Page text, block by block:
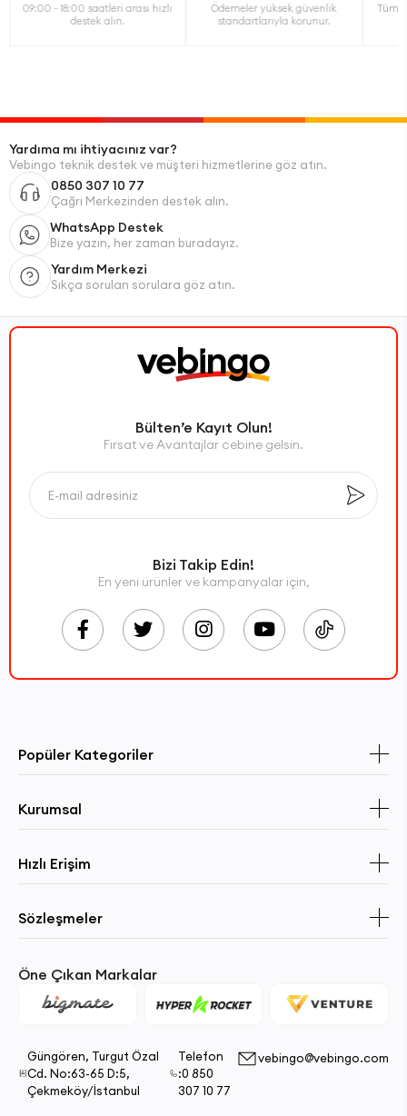
09:00 - 18:00 saatleri arası hızlı
destek alın.
Ödemeler yüksek güvenlik
standartlarıyla korunur.
Tüm
Yardıma mı ihtiyacınız var?
Vebingo teknik destek ve müşteri hizmetlerine göz atın.
0850 307 10 77
Çağrı Merkezinden destek alın.
WhatsApp Destek
Bize yazın, her zaman buradayız.
Yardım Merkezi
Sıkça sorulan sorulara göz atın.
Bülten’e Kayıt Olun!
Fırsat ve Avantajlar cebine gelsin.
Bizi Takip Edin!
En yeni ürünler ve kampanyalar için,
Popüler Kategoriler
Kurumsal
Hızlı Erişim
Sözleşmeler
Öne Çıkan Markalar
Güngören, Turgut Özal
Cd. No:63-65 D:5,
Çekmeköy/İstanbul
Telefon
:0 850
307 10 77
vebingo@vebingo.com